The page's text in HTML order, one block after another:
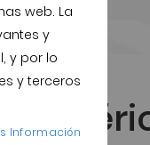
web. La
y
y por lo
y terceros
Información